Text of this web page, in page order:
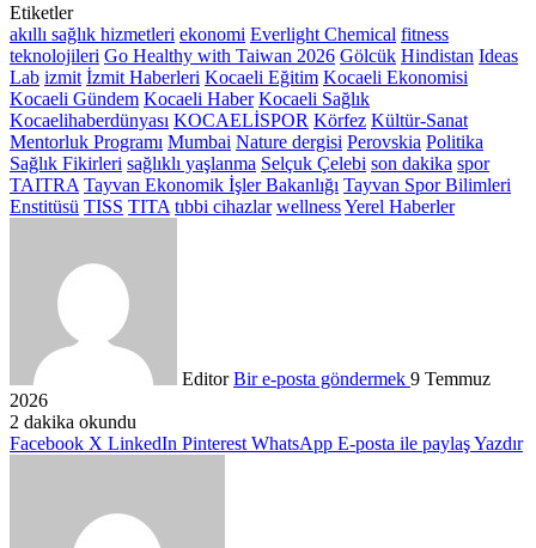
Etiketler
akıllı sağlık hizmetleri ekonomi Everlight Chemical fitness
teknolojileri Go Healthy with Taiwan 2026 Gölcük Hindistan Ideas
Lab izmit İzmit Haberleri Kocaeli Eğitim Kocaeli Ekonomisi
Kocaeli Gündem Kocaeli Haber Kocaeli Sağlık
Kocaelihaberdünyası KOCAELİSPOR Körfez Kültür-Sanat
Mentorluk Programı Mumbai Nature dergisi Perovskia Politika
Sağlık Fikirleri sağlıklı yaşlanma Selçuk Çelebi son dakika spor
TAITRA Tayvan Ekonomik İşler Bakanlığı Tayvan Spor Bilimleri
Enstitüsü TISS TITA tıbbi cihazlar wellnessYerel Haberler
Editor Bir e-posta göndermek 9 Temmuz
2026
2 dakika okundu
Facebook X LinkedIn Pinterest WhatsApp E-posta ile paylaşYazdır